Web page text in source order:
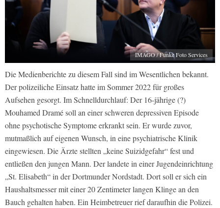
IMAGO / Funke Foto Services
Die Medienberichte zu diesem Fall sind im Wesentlichen bekannt.
Der polizeiliche Einsatz hatte im Sommer 2022 für großes
Aufsehen gesorgt. Im Schnelldurchlauf: Der 16-jährige (?)
Mouhamed Dramé soll an einer schweren depressiven Episode
ohne psychotische Symptome erkrankt sein. Er wurde zuvor,
mutmaßlich auf eigenen Wunsch, in eine psychiatrische Klinik
eingewiesen. Die Ärzte stellten „keine Suizidgefahr“ fest und
entließen den jungen Mann. Der landete in einer Jugendeinrichtung
„St. Elisabeth“ in der Dortmunder Nordstadt. Dort soll er sich ein
Haushaltsmesser mit einer 20 Zentimeter langen Klinge an den
Bauch gehalten haben. Ein Heimbetreuer rief daraufhin die Polizei.